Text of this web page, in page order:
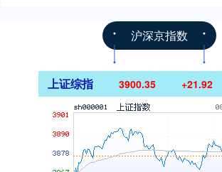
沪深京指数
上证综指 3900.35 +21.92